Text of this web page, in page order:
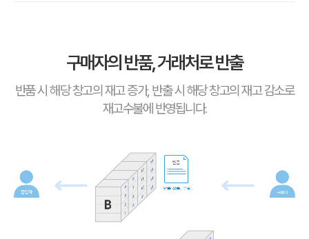
구매자의 반품, 거래처로 반출
반품 시 해당 창고의 재고 증가, 반출 시 해당 창고의 재고 감소로
재고수불에 반영됩니다.